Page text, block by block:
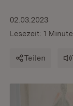
02.03.2023
Lesezeit: 1 Minute
Teilen